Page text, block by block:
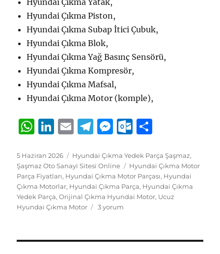
Hyundai Çıkma Yatak,
Hyundai Çıkma Piston,
Hyundai Çıkma Subap İtici Çubuk,
Hyundai Çıkma Blok,
Hyundai Çıkma Yağ Basınç Sensörü,
Hyundai Çıkma Kompresör,
Hyundai Çıkma Mafsal,
Hyundai Çıkma Motor (komple),
W
at
s
A
p
Li
k
e
d
I
E
ai
l
T
e
g
r
a
M
ss
e
n
g
O
tl
o
o
k.
o
a
re
Yayın
tarihi
5 Haziran 2026 Kategoriler
Hyundai Çıkma Yedek Parça Şaşmaz,
Şaşmaz Oto Sanayi Sitesi Online
Etiketler
Hyundai Çıkma Motor
Parça Fiyatları, Hyundai Çıkma Motor Parçası, Hyundai
Çıkma Motorlar, Hyundai Çıkma Parça, Hyundai Çıkma
Yedek Parça,Orijinal Çıkma Hyundai Motor, Ucuz
Hyundai Çıkma Motor
Hyundai
3 yorum